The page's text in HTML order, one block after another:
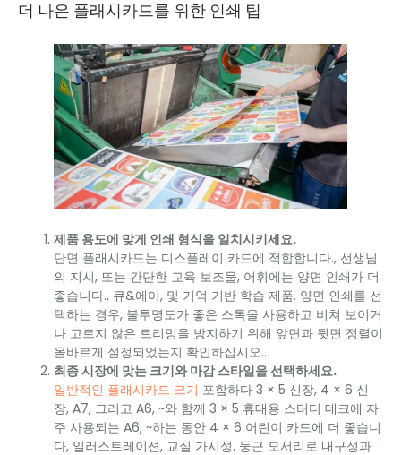
더 나은 플래시카드를 위한 인쇄 팁
제품 용도에 맞게 인쇄 형식을 일치시키세요.
단면 플래시카드는 디스플레이 카드에 적합합니다., 선생님
의 지시, 또는 간단한 교육 보조물, 어휘에는 양면 인쇄가 더
좋습니다., 큐&에이, 및 기억 기반 학습 제품. 양면 인쇄를 선
택하는 경우, 불투명도가 좋은 스톡을 사용하고 비쳐 보이거
나 고르지 않은 트리밍을 방지하기 위해 앞면과 뒷면 정렬이
올바르게 설정되었는지 확인하십시오..
최종 시장에 맞는 크기와 마감 스타일을 선택하세요.
일반적인 플래시카드 크기 포함하다 3 × 5 신장, 4 × 6 신
장, A7, 그리고 A6, ~와 함께 3 × 5 휴대용 스터디 데크에 자
주 사용되는 A6, ~하는 동안 4 × 6 어린이 카드에 더 좋습니
다, 일러스트레이션, 교실 가시성. 둥근 모서리로 내구성과